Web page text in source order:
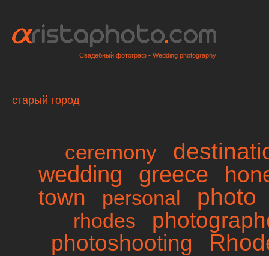
Свадебный фотограф • Wedding photography
старый город
ceremony
wedding
greece
town
personal photo
rhodes
photoshooting